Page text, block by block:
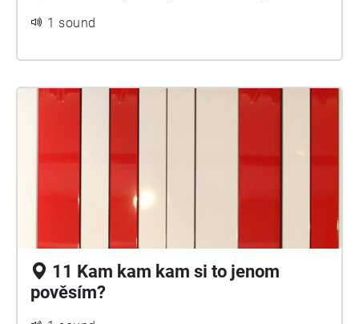
1 sound
11 Kam kam kam si to jenom
pověsím?